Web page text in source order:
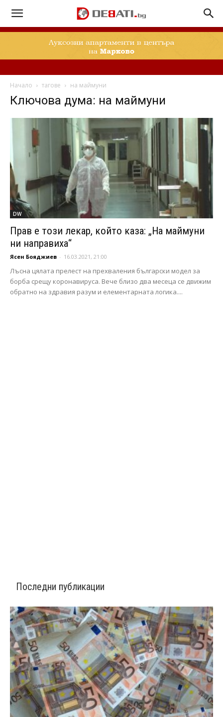
Начало тагове на маймуни
Ключова дума: на маймуни
DW
Прав е този лекар, който каза: „На маймуни
ни направиха“
Ясен Бояджиев - 16.03.2021, 21:00
Лъсна цялата прелест на прехваления български модел за
борба срещу коронавируса. Вече близо два месеца се движим
обратно на здравия разум и елементарната логика....
Последни публикации